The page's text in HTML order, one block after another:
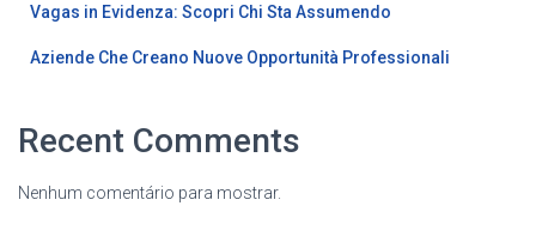
Vagas in Evidenza: Scopri Chi Sta Assumendo
Aziende Che Creano Nuove Opportunità Professionali
Recent Comments
Nenhum comentário para mostrar.